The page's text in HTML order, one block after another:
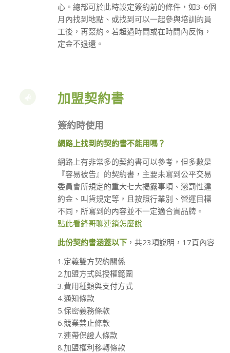
心。總部可於此時設定簽約前的條件，如3-6個
月內找到地點、或找到可以一起參與培訓的員
工後，再簽約。若超過時間或在時間內反悔，
定金不退還。
加盟契約書
簽約時使用
網路上找到的契約書不能用嗎？
網路上有非常多的契約書可以參考，但多數是
『容易被告』的契約書，主要未寫到公平交易
委員會所規定的重大七大揭露事項、懲罰性違
約金、叫貨規定等，且按照行業別、營運目標
不同，所寫到的內容並不一定適合貴品牌。
點此看鋒哥聊連鎖怎麼說
此份契約書涵蓋以下 ，共23項說明，17頁內容
1.定義雙方契約關係
2.加盟方式與授權範圍
3.費用種類與支付方式
4.通知條款
5.保密義務條款
6.競業禁止條款
7.連帶保證人條款
8.加盟權利移轉條款